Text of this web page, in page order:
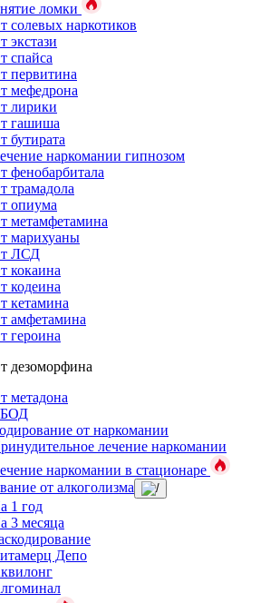
ломки
солевых наркотиков
экстази
спайса
первитина
мефедрона
лирики
гашиша
бутирата
наркомании гипнозом
фенобарбитала
трамадола
опиума
метамфетамина
марихуаны
ЛСД
кокаина
кодеина
кетамина
амфетамина
героина
дезоморфина
метадона
от наркомании
лечение наркомании
наркомании в стационаре
от алкоголизма
1 год
3 месяца
Депо